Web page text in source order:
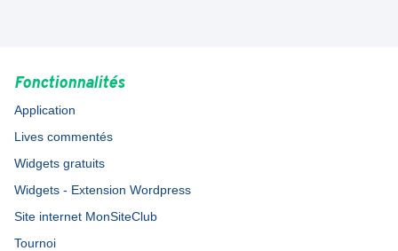
Fonctionnalités
Application
Lives commentés
Widgets gratuits
Widgets - Extension Wordpress
Site internet MonSiteClub
Tournoi